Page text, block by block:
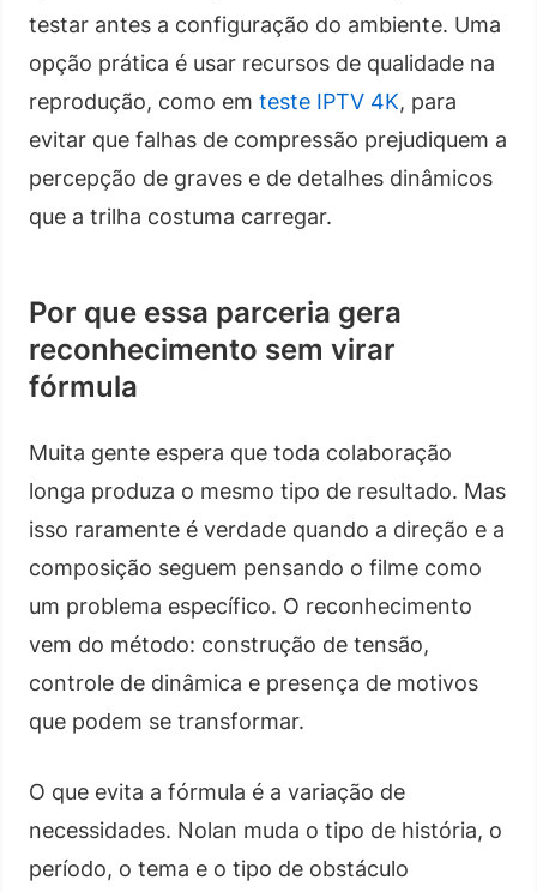
testar antes a configuração do ambiente. Uma
opção prática é usar recursos de qualidade na
reprodução, como em teste IPTV 4K, para
evitar que falhas de compressão prejudiquem a
percepção de graves e de detalhes dinâmicos
que a trilha costuma carregar.
Por que essa parceria gera
reconhecimento sem virar
fórmula
Muita gente espera que toda colaboração
longa produza o mesmo tipo de resultado. Mas
isso raramente é verdade quando a direção e a
composição seguem pensando o filme como
um problema específico. O reconhecimento
vem do método: construção de tensão,
controle de dinâmica e presença de motivos
que podem se transformar.
O que evita a fórmula é a variação de
necessidades. Nolan muda o tipo de história, o
período, o tema e o tipo de obstáculo